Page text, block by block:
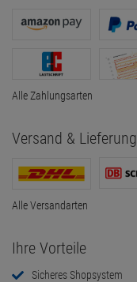
Alle Zahlungsarten
Versand & Lieferung
Alle Versandarten
Ihre Vorteile
Sicheres Shopsystem